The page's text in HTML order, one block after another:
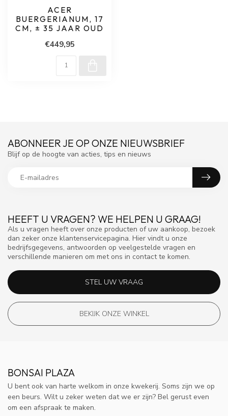
ACER
BUERGERIANUM, 17
CM, ± 35 JAAR OUD
€449,95
HEEFT U VRAGEN? WE HELPEN U GRAAG!
Als u vragen heeft over onze producten of uw aankoop, bezoek
dan zeker onze klantenservicepagina. Hier vindt u onze
bedrijfsgegevens, antwoorden op veelgestelde vragen en
verschillende manieren om met ons in contact te komen.
STEL UW VRAAG
BEKIJK ONZE WINKEL
ABONNEER JE OP ONZE NIEUWSBRIEF
Blijf op de hoogte van acties, tips en nieuws
BONSAI PLAZA
U bent ook van harte welkom in onze kwekerij. Soms zijn we op
een beurs. Wilt u zeker weten dat we er zijn? Bel gerust even
om een afspraak te maken.